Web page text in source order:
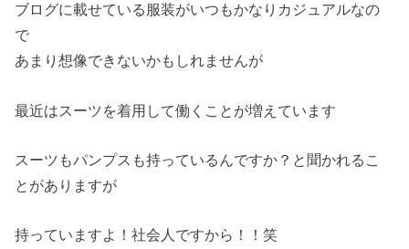
ブログに載せている服装がいつもかなりカジュアルなの
で
あまり想像できないかもしれませんが
最近はスーツを着用して働くことが増えています
スーツもパンプスも持っているんですか？と聞かれるこ
とがありますが
持っていますよ！社会人ですから！！笑